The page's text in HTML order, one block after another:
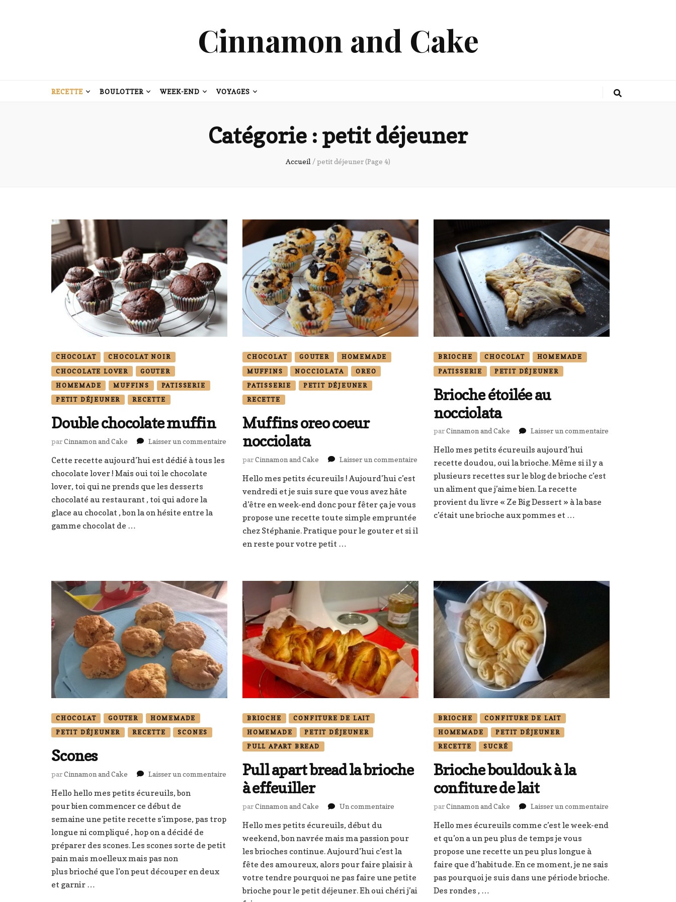
Cinnamon and Cake
RECETTE BOULOTTER WEEK-END VOYAGES
Catégorie : petit déjeuner
Accueil /petit déjeuner(Page 4)
CHOCOLAT
CHOCOLAT NOIR
CHOCOLATE LOVER
GOUTER
HOMEMADE
MUFFINS
PATISSERIE
PETIT DÉJEUNER
RECETTE
Double chocolate muffin
parCinnamon and Cake Laisser un commentaire
chocolate
Cette recette aujourd’hui est dédié à tous les
chocolate lover ! Mais oui toi le chocolate
lover, toi qui ne prends que les desserts
chocolaté au restaurant , toi qui adore la
glace au chocolat , bon la on hésite entre la
gamme chocolat de …
CHOCOLAT GOUTER
HOMEMADE
MUFFINS
NOCCIOLATA
OREO
PATISSERIE
PETIT DÉJEUNER
RECETTE
Muffins oreo coeur
nocciolata
parCinnamon and Cake Laisser un commentairesur
coeur
nocciolata
Hello mes petits écureuils ! Aujourd’hui c’est
vendredi et je suis sure que vous avez hâte
d’être en week-end donc pour fêter ça je vous
propose une recette toute simple empruntée
chez Stéphanie. Pratique pour le gouter et si il
en reste pour votre petit …
BRIOCHE CHOCOLAT
HOMEMADE
PATISSERIE
PETIT DÉJEUNER
Brioche étoilée au
nocciolata
parCinnamon and Cake Laisser un commentairesur
Hello mes petits écureuils aujourd’hui
recette doudou, oui la brioche. Même si il y a
plusieurs recettes sur le blog de brioche c’est
un aliment que j’aime bien. La recette
provient du livre « Ze Big Dessert » à la base
c’était une brioche aux pommes et …
CHOCOLAT GOUTER
HOMEMADE
PETIT DÉJEUNER
RECETTE SCONES
Scones
parCinnamon and Cake Laisser un commentaire
Scones
Hello hello mes petits écureuils, bon
pour bien commencer ce début de
semaine une petite recette s’impose, pas trop
longue ni compliqué , hop on a décidé de
préparer des scones. Les scones sorte de petit
pain mais moelleux mais pas non
plus brioché que l’on peut découper en deux
et garnir …
BRIOCHE
CONFITURE DE LAIT
HOMEMADE
PETIT DÉJEUNER
PULL APART BREAD
Pull apart bread la brioche
à effeuiller
parCinnamon and Cake Un commentairesur
bread
la
à
effeuiller
Hello mes petits écureuils, début du
weekend, bon navrée mais ma passion pour
les brioches continue. Aujourd’hui c’est la
fête des amoureux, alors pour faire plaisir à
votre tendre pourquoi ne pas faire une petite
brioche pour le petit déjeuner. Eh oui chéri j’ai
BRIOCHE
CONFITURE DE LAIT
HOMEMADE
PETIT DÉJEUNER
RECETTE
SUCRÉ
Brioche bouldouk à la
confiture de lait
parCinnamon and Cake Laisser un commentairesur
bouldouk
lait
Hello mes écureuils comme c’est le week-end
et qu’on a un peu plus de temps je vous
propose une recette un peu plus longue à
faire que d’habitude. En ce moment, je ne sais
pas pourquoi je suis dans une période brioche.
Des rondes , …